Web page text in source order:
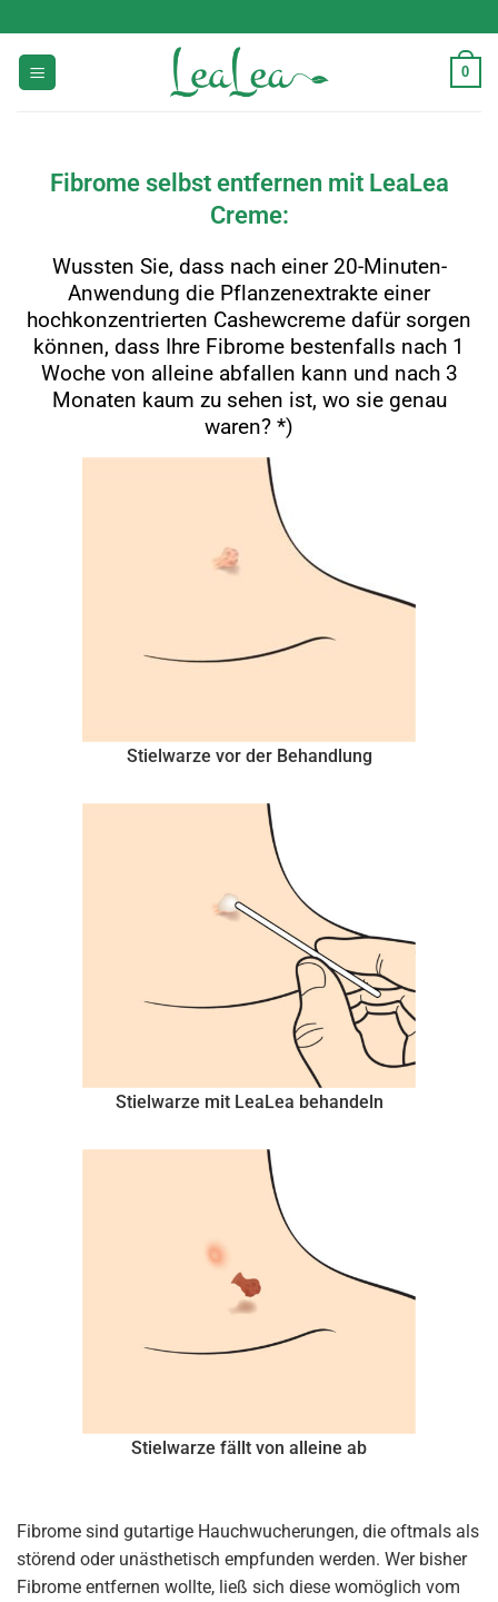
0
Fibrome selbst entfernen mit LeaLea
Creme:
Wussten Sie, dass nach einer 20-Minuten-
Anwendung die Pflanzenextrakte einer
hochkonzentrierten Cashewcreme dafür sorgen
können, dass Ihre Fibrome bestenfalls nach 1
Woche von alleine abfallen kann und nach 3
Monaten kaum zu sehen ist, wo sie genau
waren? *)
Stielwarze vor der Behandlung
Stielwarze mit LeaLea behandeln
Stielwarze fällt von alleine ab
Fibrome sind gutartige Hauchwucherungen, die oftmals als
störend oder unästhetisch empfunden werden. Wer bisher
Fibrome entfernen wollte, ließ sich diese womöglich vom